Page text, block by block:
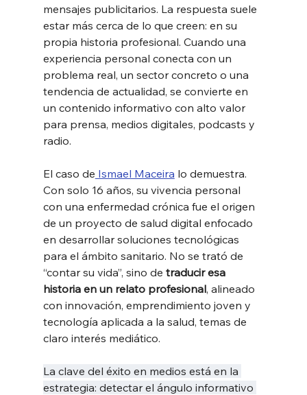
mensajes publicitarios. La respuesta suele
estar más cerca de lo que creen: en su
propia historia profesional. Cuando una
experiencia personal conecta con un
problema real, un sector concreto o una
tendencia de actualidad, se convierte en
un contenido informativo con alto valor
para prensa, medios digitales, podcasts y
radio.
El caso de Ismael Maceira lo demuestra.
Con solo 16 años, su vivencia personal
con una enfermedad crónica fue el origen
de un proyecto de salud digital enfocado
en desarrollar soluciones tecnológicas
para el ámbito sanitario. No se trató de
“contar su vida”, sino de traducir esa
historia en un relato profesional, alineado
con innovación, emprendimiento joven y
tecnología aplicada a la salud, temas de
claro interés mediático.
La clave del éxito en medios está en la
estrategia: detectar el ángulo informativo